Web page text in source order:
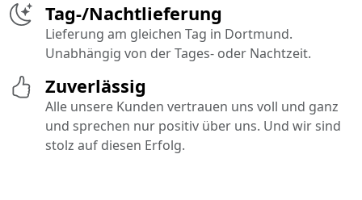
Tag-/Nachtlieferung
Lieferung am gleichen Tag in Dortmund.
Unabhängig von der Tages- oder Nachtzeit.
Zuverlässig
Alle unsere Kunden vertrauen uns voll und ganz
und sprechen nur positiv über uns. Und wir sind
stolz auf diesen Erfolg.